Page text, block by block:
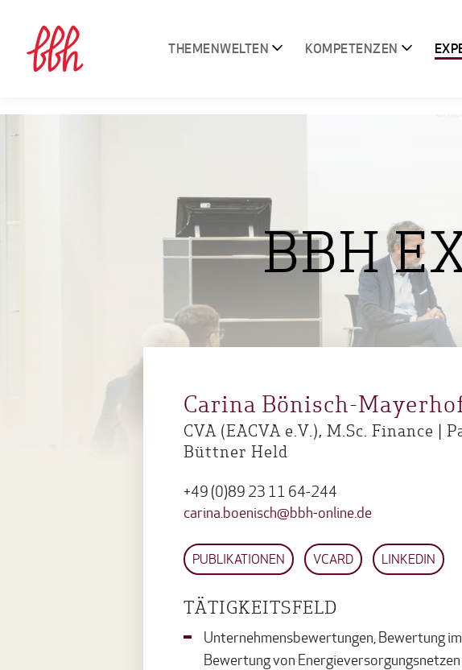
THEMENWELTEN KOMPETENZEN
BBH
Carina Bönisch-
CVA (EACVA e.V.), M.Sc. Finance |
Büttner Held
+49 (0)89 23 11 64-244
carina.boenisch@bbh-online.de
PUBLIKATIONEN VCARD LINKEDIN
TÄTIGKEITSFELD
Unternehmensbewertungen, Bewertung
Bewertung von Energieversorgungsnetzen